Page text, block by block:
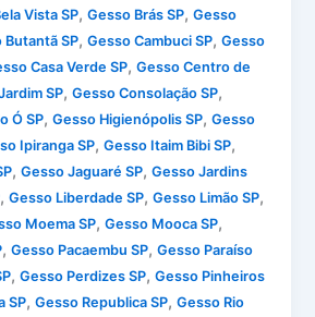
Vista SP,Gesso Brás SP,Gesso
Butantã SP,Gesso Cambuci SP,Gesso
Casa Verde SP,Gesso Centro de
SP,Gesso Consolação SP,
Ó SP,Gesso Higienópolis SP,Gesso
Ipiranga SP,Gesso Itaim Bibi SP,
,Gesso Jaguaré SP,Gesso Jardins
,Gesso Liberdade SP,Gesso Limão SP,
Moema SP,Gesso Mooca SP,
,Gesso Pacaembu SP,Gesso Paraíso
,Gesso Perdizes SP,Gesso Pinheiros
SP,Gesso Republica SP,Gesso Rio